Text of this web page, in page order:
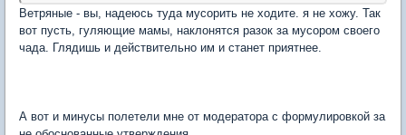
Ветряные - вы, надеюсь туда мусорить не ходите. я не хожу. Так
вот пусть, гуляющие мамы, наклонятся разок за мусором своего
чада. Глядишь и действительно им и станет приятнее.
А вот и минусы полетели мне от модератора с формулировкой за